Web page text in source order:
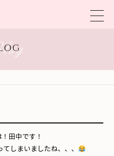
田中です！
しまいましたね、、、